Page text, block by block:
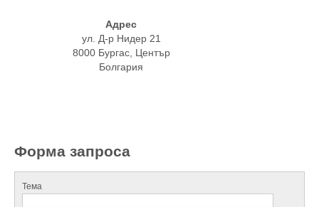
Адрес
ул. Д-р Нидер 21
8000 Бургас, Център
Болгария
Форма запроса
Тема